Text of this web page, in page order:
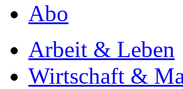
Abo
Arbeit & Leben
Wirtschaft &